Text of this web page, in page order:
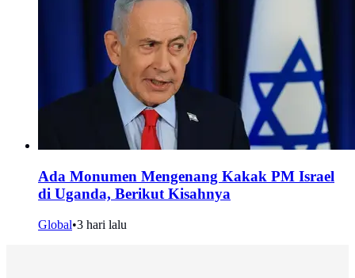
Ada Monumen Mengenang Kakak PM Israel
di Uganda, Berikut Kisahnya
Global•3 hari lalu